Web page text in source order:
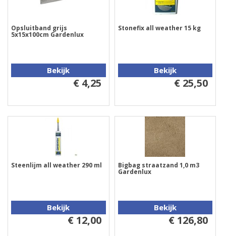
Opsluitband grijs
5x15x100cm Gardenlux
Bekijk
€ 4,25
Stonefix all weather 15 kg
Bekijk
€ 25,50
Steenlijm all weather 290 ml
Bekijk
€ 12,00
Bigbag straatzand 1,0 m3
Gardenlux
Bekijk
€ 126,80